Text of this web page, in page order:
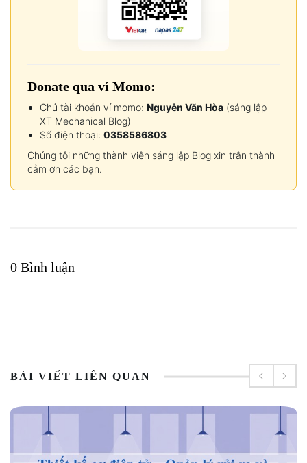
Donate qua ví Momo:
Chủ tài khoản ví momo: Nguyễn Văn Hòa (sáng lập
XT Mechanical Blog)
Số điện thoại: 0358586803
Chúng tôi những thành viên sáng lập Blog xin trân thành
cảm ơn các bạn.
0 Bình luận
BÀI VIẾT LIÊN QUAN